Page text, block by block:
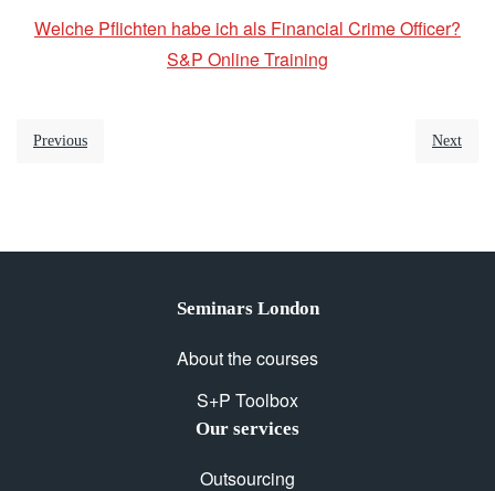
Welche Pflichten habe ich als Financial Crime Officer?
S&P Online Training
Previous Next
Seminars London
About the courses
S+P Toolbox
Our services
Outsourcing